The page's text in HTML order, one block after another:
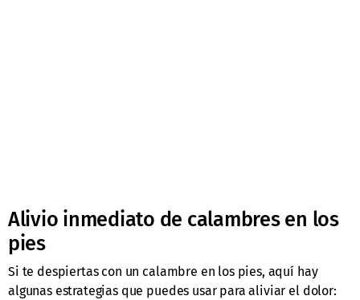
Alivio inmediato de calambres en los
pies
Si te despiertas con un calambre en los pies, aquí hay
algunas estrategias que puedes usar para aliviar el dolor: